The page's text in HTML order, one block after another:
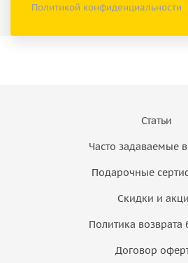
Политикой конфиденциальности
Статьи
Часто задаваемые
Подарочные
Скидки и
Политика возврата
Договор